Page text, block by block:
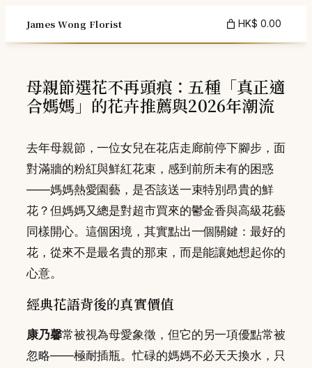
content
James Wong Florist HK$ 0.00
母親節選花不再頭痕：五種「真正適
合媽媽」的花卉推薦與2026年潮流
去年母親節，一位女兒在花店走廊前停下腳步，面
對滿牆的粉紅與鮮紅花束，感到前所未有的困惑
——媽媽熱愛園藝，是否該送一束特別昂貴的鮮
花？但媽媽又總是對超市買來的鬱金香與高級花藝
同樣開心。這個困境，其實點出一個關鍵：最好的
花，從來不是最名貴的那束，而是能讓她想起你的
心意。
經典花語背後的真實價值
康乃馨常被視為母愛象徵，但它的另一項優點常被
忽略——極耐插瓶。忙碌的媽媽不必天天換水，只